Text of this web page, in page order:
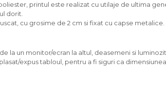
printul este realizat cu utilaje de ultima
dorit.
cu grosime de 2 cm si fixat cu capse metalice.
la un monitor/ecran la altul, deasemeni si
expus tabloul, pentru a fi siguri ca